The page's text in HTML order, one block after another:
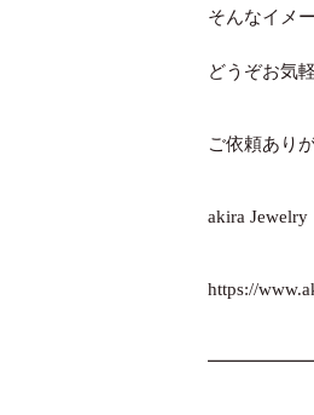
そんなイメ
どうぞお気
ご依頼あり
akira Jewelry
https://